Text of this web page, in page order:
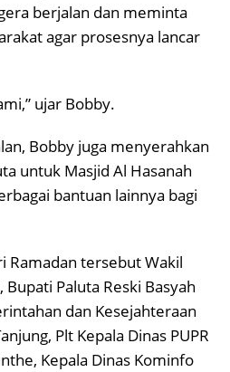
berjalan dan meminta
agar prosesnya lancar
ujar Bobby.
Bobby juga menyerahkan
untuk Masjid Al Hasanah
bantuan lainnya bagi
Ramadan tersebut Wakil
Paluta Reski Basyah
dan Kesejahteraan
Plt Kepala Dinas PUPR
Kepala Dinas Kominfo